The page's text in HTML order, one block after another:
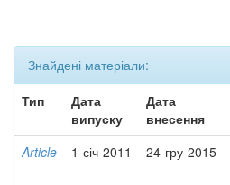
Знайдені матеріали:
Тип
Дата
випуску
Дата
внесення
Article 1-січ-2011 24-гру-2015